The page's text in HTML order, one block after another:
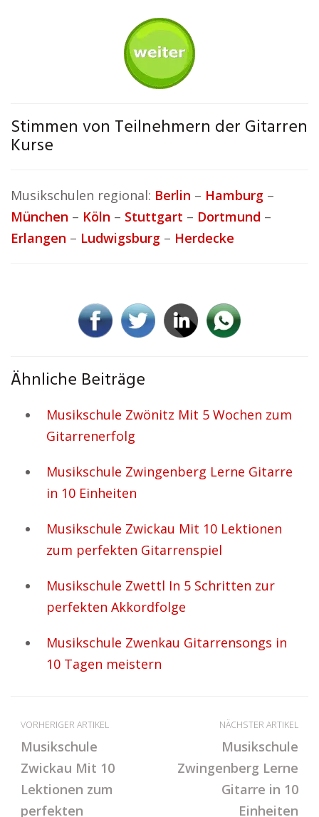
Stimmen von Teilnehmern der Gitarren
Kurse
Musikschulen regional: Berlin – Hamburg –
München – Köln – Stuttgart – Dortmund –
Erlangen – Ludwigsburg – Herdecke
Ähnliche Beiträge
Musikschule Zwönitz Mit 5 Wochen zum
Gitarrenerfolg
Musikschule Zwingenberg Lerne Gitarre
in 10 Einheiten
Musikschule Zwickau Mit 10 Lektionen
zum perfekten Gitarrenspiel
Musikschule Zwettl In 5 Schritten zur
perfekten Akkordfolge
Musikschule Zwenkau Gitarrensongs in
10 Tagen meistern
VORHERIGER ARTIKEL
Musikschule
Zwickau Mit 10
Lektionen zum
perfekten
NÄCHSTER ARTIKEL
Musikschule
Zwingenberg Lerne
Gitarre in 10
Einheiten